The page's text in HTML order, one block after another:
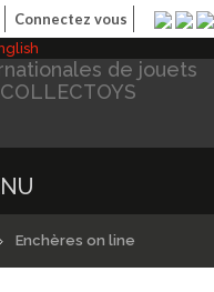
Connectez vous
Enchères on line